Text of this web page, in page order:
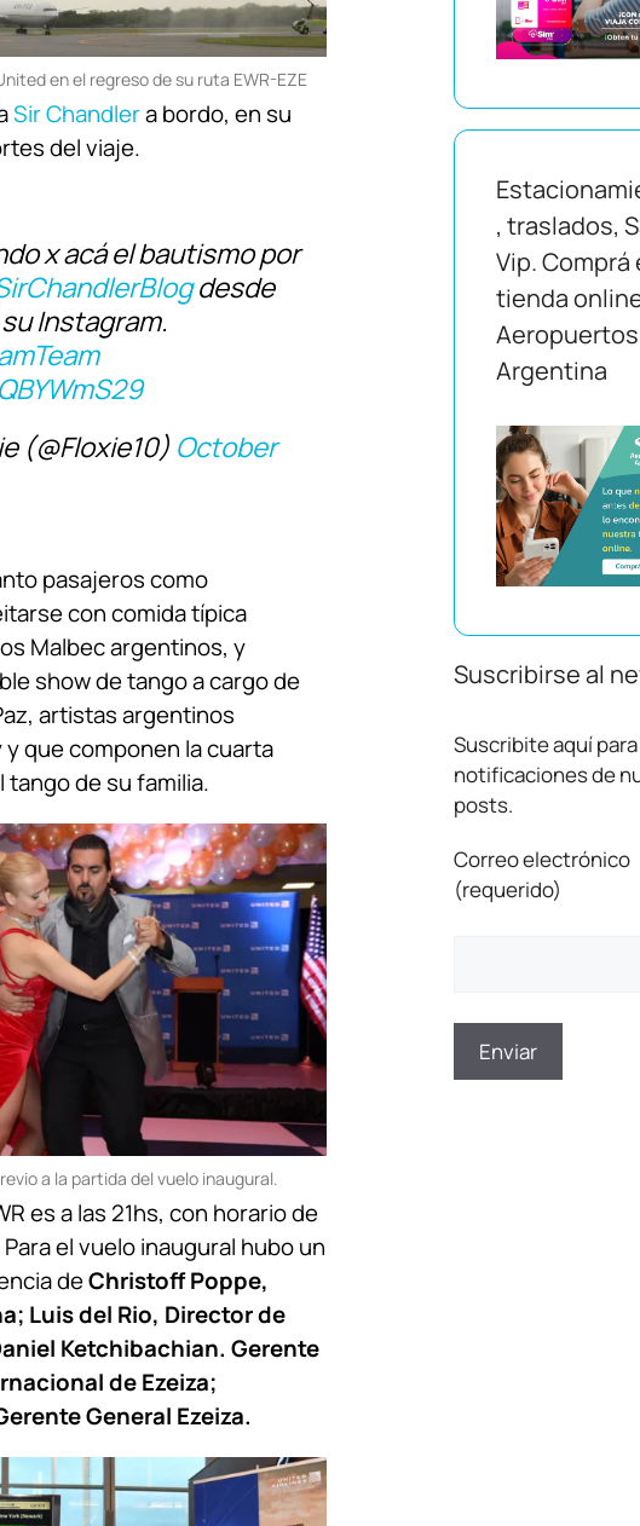
, traslados,
Vip. Comprá
tienda
Aeropuertos
Argentina
Suscribirse al
Suscribite aquí
notificaciones de
posts.
Correo electrónico
(requerido)
en el regreso de su ruta EWR-EZE
Sir Chandlera bordo, en su
del viaje.
x acá el bautismo por
desde
Instagram.
(@Floxie10) October
pasajeros como
con comida típica
Malbec argentinos, y
show de tango a cargo de
artistas argentinos
que componen la cuarta
de su familia.
a la partida del vuelo inaugural.
es a las 21hs, con horario de
Para el vuelo inaugural hubo un
deChristoff Poppe,
Luis del Rio, Director de
Ketchibachian. Gerente
de Ezeiza;
General Ezeiza.